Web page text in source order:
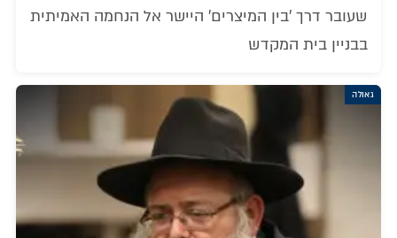
שעובר דרך 'בין המיצרים' היישר אל הנחמה האמיתית
בבניין בית המקדש
גאולה